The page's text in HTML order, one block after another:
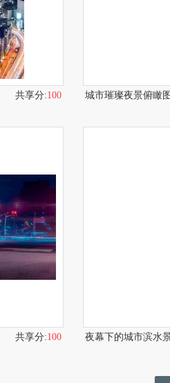
共享分:100 城市璀璨夜景俯瞰
共享分:100 夜幕下的城市滨水